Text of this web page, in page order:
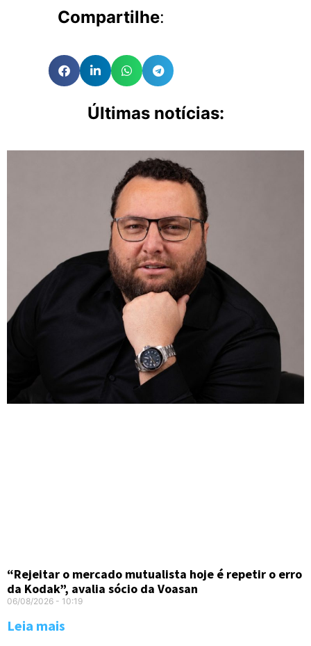
Compartilhe:
Últimas notícias:
“Rejeitar o mercado mutualista hoje é repetir o erro
da Kodak”, avalia sócio da Voasan
06/08/2026 10:19
Leia mais